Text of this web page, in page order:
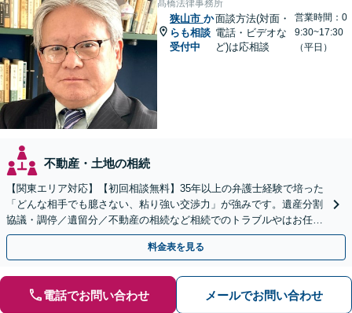
髙橋法律事務所
狭山市 か
らも相談
受付中
面談方法(対面・
電話・ビデオな
ど)は応相談
営業時間：0
9:30~17:30
（平日）
不動産・土地の相続
【関東エリア対応】【初回相談無料】35年以上の弁護士経験で培った
「どんな相手でも臆さない、粘り強い交渉力」が強みです。遺産分割
協議・調停／遺留分／不動産の相続など相続でのトラブルやはお任せ
ください。遺言書や生前贈与など生前対策にも注力
料金表を見る
電話でお問い合わせ メールでお問い合わせ